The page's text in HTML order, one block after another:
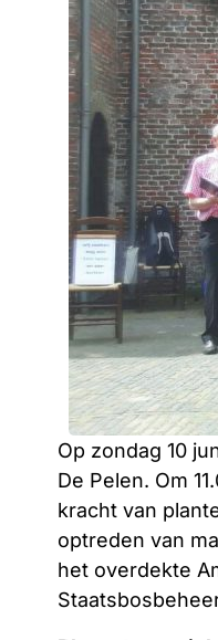
Op zondag 10
De Pelen. Om
kracht van
optreden van
het overdekte